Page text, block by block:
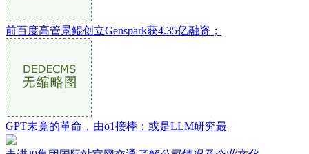
前百度高管景鲲创立Genspark获4.35亿融资；
GPT未竟的革命，由o1接棒：或是LLM研究最